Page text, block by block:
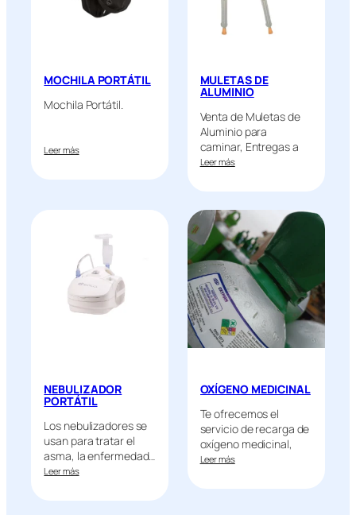
MOCHILA PORTÁTIL
Mochila Portátil.
Leer más
MULETAS DE
ALUMINIO
Venta de Muletas de
Aluminio para
caminar, Entregas a
Domicilio,…
Leer más
NEBULIZADOR
PORTÁTIL
Los nebulizadores se
usan para tratar el
asma, la enfermedad…
Leer más
OXÍGENO MEDICINAL
Te ofrecemos el
servicio de recarga de
oxígeno medicinal,
cumpliendo…
Leer más